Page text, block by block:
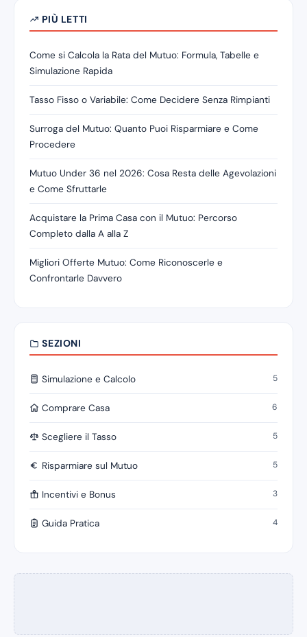
PIÙ LETTI
Come si Calcola la Rata del Mutuo: Formula, Tabelle e
Simulazione Rapida
Tasso Fisso o Variabile: Come Decidere Senza Rimpianti
Surroga del Mutuo: Quanto Puoi Risparmiare e Come
Procedere
Mutuo Under 36 nel 2026: Cosa Resta delle Agevolazioni
e Come Sfruttarle
Acquistare la Prima Casa con il Mutuo: Percorso
Completo dalla A alla Z
Migliori Offerte Mutuo: Come Riconoscerle e
Confrontarle Davvero
SEZIONI
Simulazione e Calcolo 5
Comprare Casa 6
Scegliere il Tasso 5
Risparmiare sul Mutuo 5
Incentivi e Bonus 3
Guida Pratica 4